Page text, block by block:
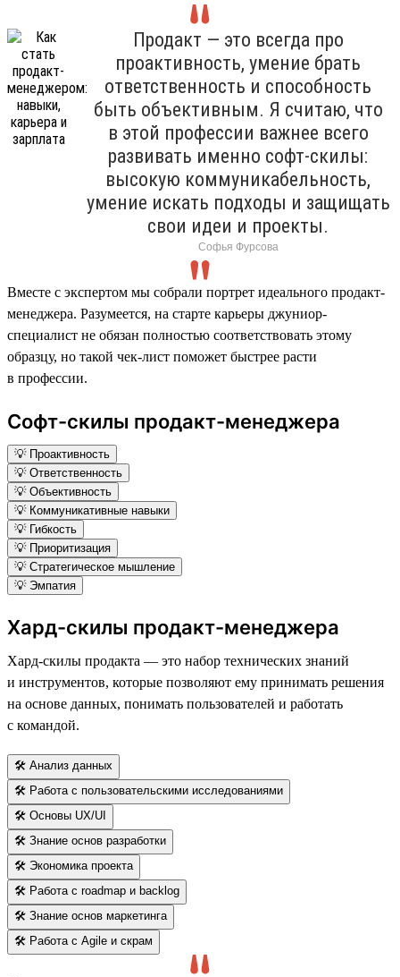
Продакт — это всегда про
проактивность, умение брать
ответственность и способность
быть объективным. Я считаю, что
в этой профессии важнее всего
развивать именно софт-скилы:
высокую коммуникабельность,
умение искать подходы и защищать
свои идеи и проекты.
Софья Фурсова
Вместе с экспертом мы собрали портрет идеального продакт-
менеджера. Разумеется, на старте карьеры джуниор-
специалист не обязан полностью соответствовать этому
образцу, но такой чек-лист поможет быстрее расти
в профессии.
Софт-скилы продакт-менеджера
💡 Проактивность
💡 Ответственность
💡 Объективность
💡 Коммуникативные навыки
💡 Гибкость
💡 Приоритизация
💡 Стратегическое мышление
💡 Эмпатия
Хард-скилы продакт-менеджера
Хард-скилы продакта — это набор технических знаний
и инструментов, которые позволяют ему принимать решения
на основе данных, понимать пользователей и работать
с командой.
🛠 Анализ данных
🛠 Работа с пользовательскими исследованиями
🛠 Основы UX/UI
🛠 Знание основ разработки
🛠 Экономика проекта
🛠 Работа с roadmap и backlog
🛠 Знание основ маркетинга
🛠 Работа с Agile и скрам